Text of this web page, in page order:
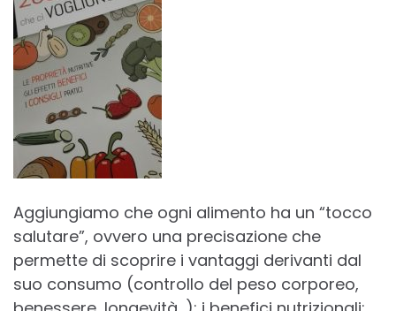
Aggiungiamo che ogni alimento ha un “tocco
salutare”, ovvero una precisazione che
permette di scoprire i vantaggi derivanti dal
suo consumo (controllo del peso corporeo,